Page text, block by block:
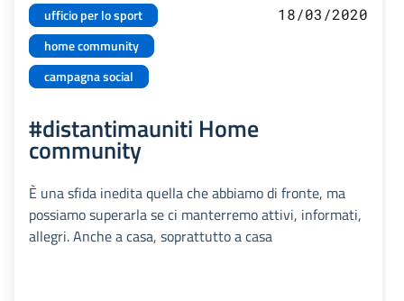
ufficio per lo sport
home community
campagna social
18/03/2020
#distantimauniti Home
community
È una sfida inedita quella che abbiamo di fronte, ma
possiamo superarla se ci manterremo attivi, informati,
allegri. Anche a casa, soprattutto a casa